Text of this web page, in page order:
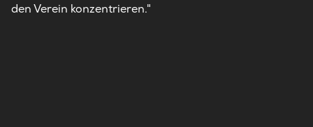
den Verein konzentrieren."